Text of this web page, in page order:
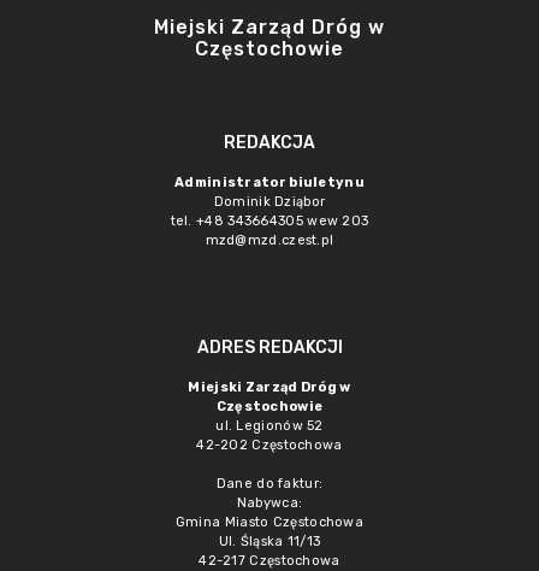
Miejski Zarząd Dróg w
Częstochowie
REDAKCJA
Administrator biuletynu
Dominik Dziąbor
tel. +48 343664305 wew 203
mzd@mzd.czest.pl
ADRES REDAKCJI
Miejski Zarząd Dróg w
Częstochowie
ul. Legionów 52
42-202 Częstochowa
Dane do faktur:
Nabywca:
Gmina Miasto Częstochowa
Ul. Śląska 11/13
42-217 Częstochowa